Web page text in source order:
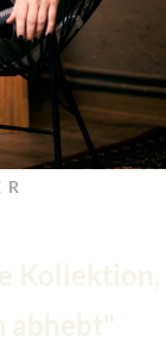
Kollektion,
abhebt"